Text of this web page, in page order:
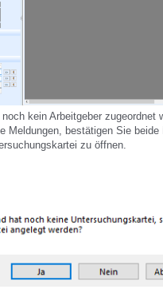
kein Arbeitgeber zugeordnet
Meldungen, bestätigen Sie beide
zu öffnen.